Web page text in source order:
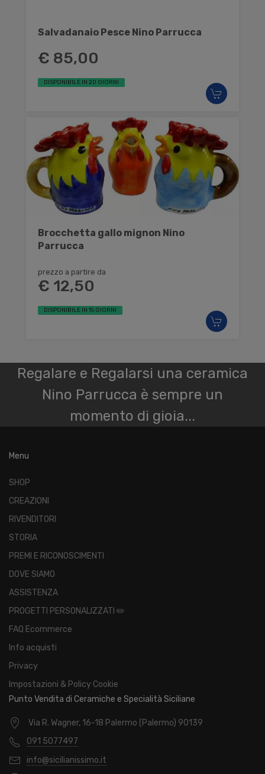
Salvadanaio Pesce Nino Parrucca
€ 85,00
DISPONIBILE IN 20 GIORNI
Brocchetta gallo mignon Nino
Parrucca
prezzo a partire da
€ 12,50
DISPONIBILE IN 15 GIORNI
Regalare e Regalarsi una ceramica
Nino Parrucca è sempre un
momento di gioia...
Menu
SHOP
CREAZIONI
RIVENDITORI
STORIA
PREMI E RICONOSCIMENTI
DOVE SIAMO
ASSISTENZA
PROGETTI PERSONALIZZATI ✏️
FAQ Ecommerce
Info acquisti
Privacy
Impostazioni & Policy Cookie
Punto Vendita di Ceramiche e Specialità Siciliane
Via R. Wagner, 16-18 Palermo (Palermo) 90139
091 5077497
info@sicilianissimo.it